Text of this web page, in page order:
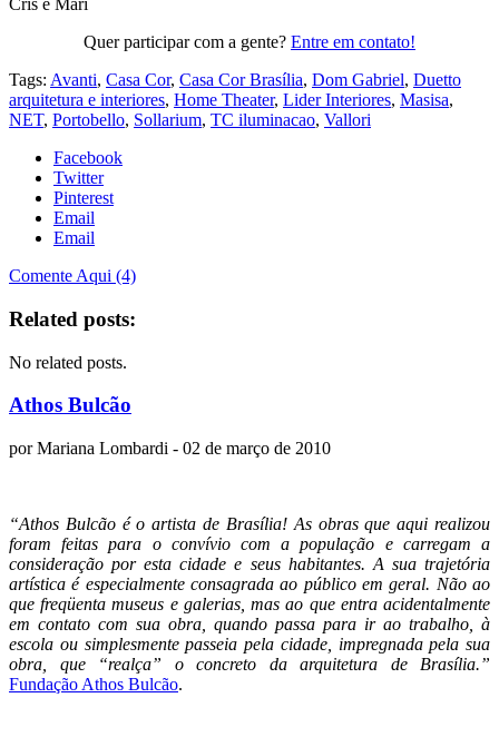
Cris e Mari
Quer participar com a gente? Entre em contato!
Tags: Avanti, Casa Cor, Casa Cor Brasília, Dom Gabriel, Duetto
arquitetura e interiores, Home Theater, Lider Interiores, Masisa,
NET, Portobello, Sollarium, TC iluminacao, Vallori
Facebook
Twitter
Pinterest
Email
Email
Comente Aqui (4)
Related posts:
No related posts.
Athos Bulcão
porMariana Lombardi - 02 de março de 2010
“Athos Bulcão é o artista de Brasília! As obras que aqui realizou
foram feitas para o convívio com a população e carregam a
consideração por esta cidade e seus habitantes. A sua trajetória
artística é especialmente consagrada ao público em geral. Não ao
que freqüenta museus e galerias, mas ao que entra acidentalmente
em contato com sua obra, quando passa para ir ao trabalho, à
escola ou simplesmente passeia pela cidade, impregnada pela sua
obra, que “realça” o concreto da arquitetura de Brasília.”
Fundação Athos Bulcão.